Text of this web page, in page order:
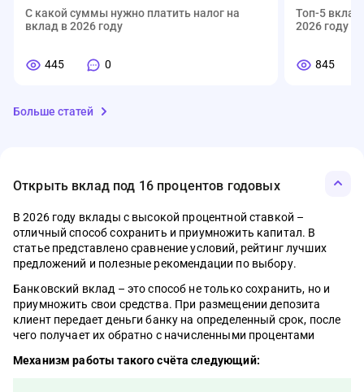
С какой суммы нужно платить налог на
вклад в 2026 году
445 0
Топ-5
2026 году
845
01.08.2026
Семейная ипотека, облигации,
неделю
40
0 36
07.05.2026
Что такое электронный кошелёк WB и
1515
0
1125
03.04.2026
Материнский капитал в 2026 году: сумма,
518 0 485
12.01.2026
Ипотека без стресса: полный список
536
0
460
01.03.2026
Топ-5 кредитных карт с длинным льготным
1288 0 1631
03.05.2026
Как отличить кредит от рассрочки
390 0 1393
Больше статей
Открыть вклад под 16 процентов годовых
В 2026 году вклады с высокой процентной ставкой –
отличный способ сохранить и приумножить капитал. В
статье представлено сравнение условий, рейтинг лучших
предложений и полезные рекомендации по выбору.
Банковский вклад – это способ не только сохранить, но и
приумножить свои средства. При размещении депозита
клиент передает деньги банку на определенный срок, после
чего получает их обратно с начисленными процентами
Механизм работы такого счёта следующий: